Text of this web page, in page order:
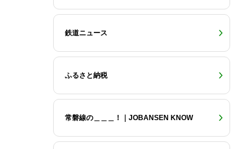
鉄道ニュース
ふるさと納税
常磐線の＿＿＿！｜JOBANSEN KNOW